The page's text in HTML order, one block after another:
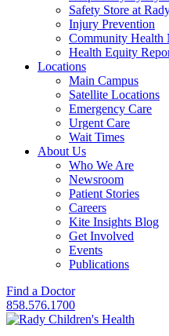
Safety Store at
Injury Prevention
Community Health
Health Equity
Locations
Main Campus
Satellite Locations
Emergency Care
Urgent Care
Wait Times
About Us
Who We Are
Newsroom
Patient Stories
Careers
Kite Insights Blog
Get Involved
Events
Publications
Find a Doctor
858.576.1700